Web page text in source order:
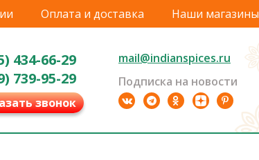
Оплата и доставка Наши магазины
434-66-29
739-95-29
звонок
mail@indianspices.ru
Подписка на новости